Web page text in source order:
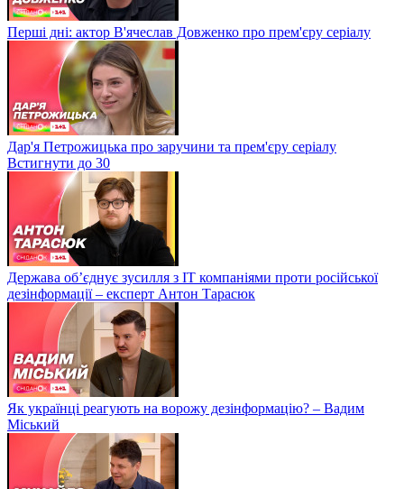
Перші дні: актор В'ячеслав Довженко про прем'єру серіалу
Дар'я Петрожицька про заручини та прем'єру серіалу
Встигнути до 30
Держава об’єднує зусилля з ІТ компаніями проти російської
дезінформації – експерт Антон Тарасюк
Як українці реагують на ворожу дезінформацію? – Вадим
Міський